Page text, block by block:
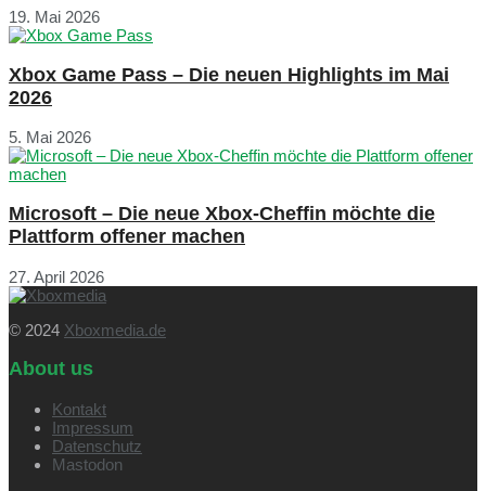
19. Mai 2026
Xbox Game Pass – Die neuen Highlights im Mai
2026
5. Mai 2026
Microsoft – Die neue Xbox-Cheffin möchte die
Plattform offener machen
27. April 2026
© 2024 Xboxmedia.de
About us
Kontakt
Impressum
Datenschutz
Mastodon